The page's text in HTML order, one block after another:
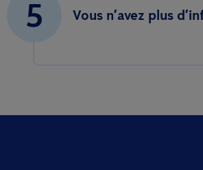
5 Vous n’avez plus